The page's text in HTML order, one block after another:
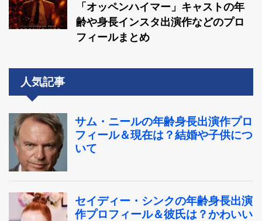
「オッペンハイマー」キャストの年
齢や身長インスタ出演作などのプロ
フィールまとめ
人気記事